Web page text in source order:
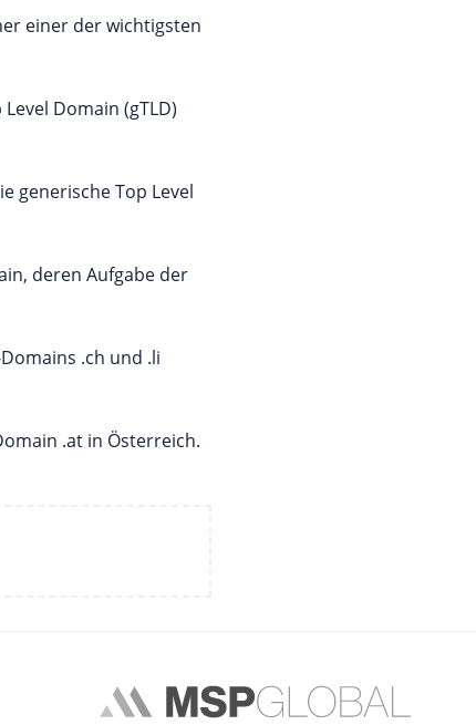
einer der wichtigsten
Domain (gTLD)
generische Top Level
deren Aufgabe der
.ch und .li
.at in Österreich.